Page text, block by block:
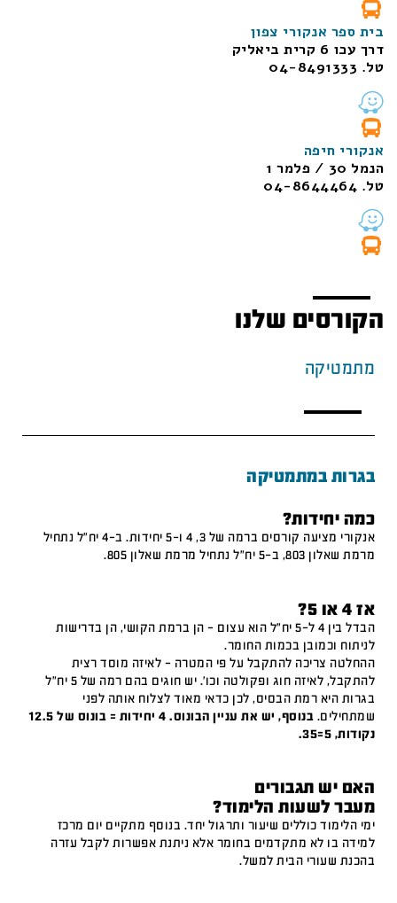
בית ספר אנקורי צפון
דרך עכו 6 קרית ביאליק
טל. 04-8491333
אנקורי חיפה
הנמל 30 / פלמר 1
טל. 04-8644464
הקורסים שלנו
מתמטיקה
בגרות במתמטיקה
כמה יחידות?
אנקורי מציעה קורסים ברמה של 3, 4 ו-5 יחידות. ב-4 יח"ל נתחיל
מרמת שאלון 803, ב-5 יח"ל נתחיל מרמת שאלון 805.
אז 4 או 5?
הבדל בין 4 ל-5 יח"ל הוא עצום – הן ברמת הקושי, הן בדרישות
לניתוח וכמובן בכמות החומר.
ההחלטה צריכה להתקבל על פי המטרה – לאיזה מוסד רצית
להתקבל, לאיזה חוג ופקולטה וכו'. יש חוגים בהם רמה של 5 יח"ל
בגרות היא רמת הבסיס, לכן כדאי מאוד לצלוח אותה לפני
שמתחילים.
בנוסף, יש את עניין הבונוס. 4 יחידות = בונוס של 12.5
נקודות, 5=35.
האם יש תגבורים
מעבר לשעות הלימוד?
ימי הלימוד כוללים שיעור ותרגול יחד. בנוסף מתקיים יום מרכז
למידה בו לא מתקדמים בחומר אלא ניתנת אפשרות לקבל עזרה
בהכנת שעורי הבית למשל.